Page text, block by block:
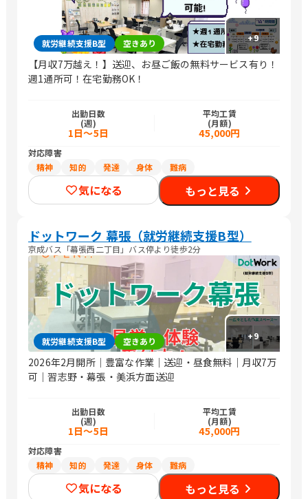
+9
就労継続支援B型 空きあり
【月収7万越え！】送迎、お昼ご飯の無料サービス有り！
週1通所可！在宅勤務OK！
出勤日数
(週)
1日～5日
平均工賃
(月額)
45,000円
対応障害
精神
知的 発達 身体 難病
気になる もっと見る
ドットワーク 幕張（就労継続支援B型）
京成バス「幕張西二丁目」バス停より徒歩2分
+9
就労継続支援B型 空きあり
2026年2月開所｜豊富な作業｜送迎・昼食無料｜月収7万
可｜習志野・幕張・美浜方面送迎
出勤日数
(週)
1日～5日
平均工賃
(月額)
45,000円
対応障害
精神
知的 発達 身体 難病
気になる もっと見る